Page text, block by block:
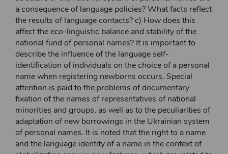
a consequence of language policies? What facts reflect
the results of language contacts? c) How does this
affect the eco-linguistic balance and stability of the
national fund of personal names? It is important to
describe the influence of the language self-
identification of individuals on the choice of a personal
name when registering newborns occurs. Special
attention is paid to the problems of documentary
fixation of the names of representatives of national
minorities and groups, as well as to the peculiarities of
adaptation of new borrowings in the Ukrainian system
of personal names. It is noted that the right to a name
and the language identity of a name in the context of